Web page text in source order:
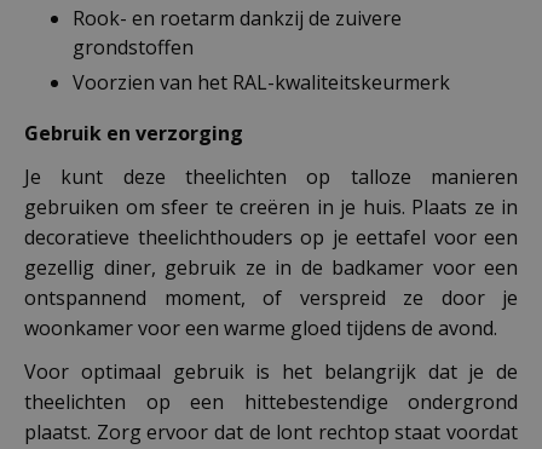
Rook- en roetarm dankzij de zuivere
grondstoffen
Voorzien van het RAL-kwaliteitskeurmerk
Gebruik en verzorging
Je kunt deze theelichten op talloze manieren
gebruiken om sfeer te creëren in je huis. Plaats ze in
decoratieve theelichthouders op je eettafel voor een
gezellig diner, gebruik ze in de badkamer voor een
ontspannend moment, of verspreid ze door je
woonkamer voor een warme gloed tijdens de avond.
Voor optimaal gebruik is het belangrijk dat je de
theelichten op een hittebestendige ondergrond
plaatst. Zorg ervoor dat de lont rechtop staat voordat